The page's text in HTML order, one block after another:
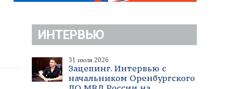
ИНТЕРВЬЮ
31 июля 2026
Зацепинг. Интервью с
начальником Оренбургского